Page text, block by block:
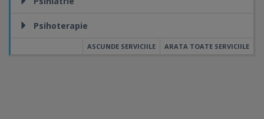
Psihoterapie
ARATA TOATE SERVICIILE
ASCUNDE SERVICIILE